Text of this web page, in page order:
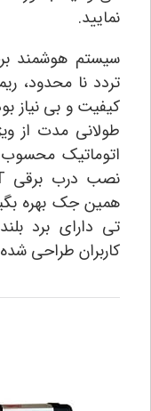
نمایید.
تردد نا محدود،
کیفیت و بی نیاز
طولانی مدت از
اتوماتیک
همین جک بهره
تی دارای برد
کاربران طراحی